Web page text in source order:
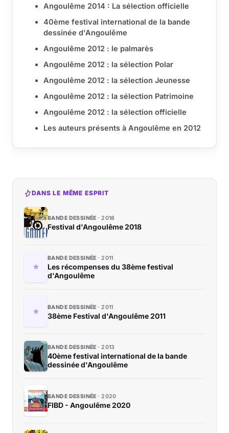
Angoulême 2014 : La sélection officielle
40ème festival international de la bande
dessinée d'Angoulême
Angoulême 2012 : le palmarès
Angoulême 2012 : la sélection Polar
Angoulême 2012 : la sélection Jeunesse
Angoulême 2012 : la sélection Patrimoine
Angoulême 2012 : la sélection officielle
Les auteurs présents à Angoulême en 2012
DANS LE MÊME ESPRIT
BANDE DESSINÉE 2018
Festival d'Angoulême 2018
BANDE DESSINÉE 2011
Les récompenses du 38ème festival
d'Angoulême
BANDE DESSINÉE 2011
38ème Festival d'Angoulême 2011
BANDE DESSINÉE 2013
40ème festival international de la bande
dessinée d'Angoulême
BANDE DESSINÉE 2020
FIBD - Angoulême 2020